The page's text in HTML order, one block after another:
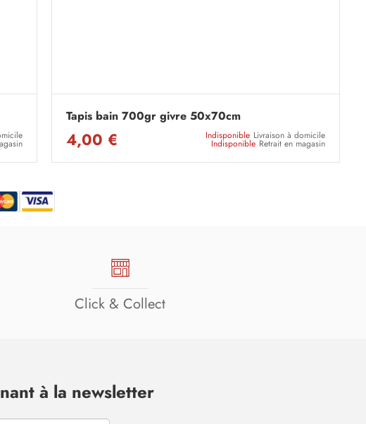
Tapis bain 700gr givre 50x70cm
4,00 € Indisponible Livraison à domicile
Indisponible Retrait en magasin
Click & Collect
à la newsletter